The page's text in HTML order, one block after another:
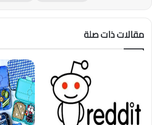
مقالات ذات صلة